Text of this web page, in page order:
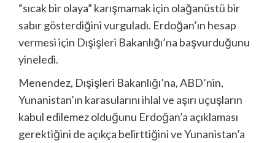
“sıcak bir olaya” karışmamak için olağanüstü bir
sabır gösterdiğini vurguladı. Erdoğan’ın hesap
vermesi için Dışişleri Bakanlığı’na başvurduğunu
yineledi.
Menendez, Dışişleri Bakanlığı’na, ABD’nin,
Yunanistan’ın karasularını ihlal ve aşırı uçuşların
kabul edilemez olduğunu Erdoğan’a açıklaması
gerektiğini de açıkça belirttiğini ve Yunanistan’a